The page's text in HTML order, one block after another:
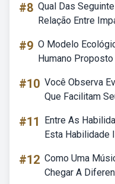
#8 Qual Das
Relação Entre
#9 O Modelo
Humano
#10 Você Observa
Que Facilitam
#11
Entre As
Esta Habilidade
#12 Como Uma
Chegar A